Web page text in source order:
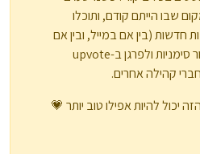
שבו הייתם קודם, ותוכלו
חדשות (בין אם במייל, ובין אם
בהתראת פוש). תוכלו גם לשמור סימניות ולפרגן ב-upvote
קהילה אחרים.
להיות אפילו טוב יותר 💗